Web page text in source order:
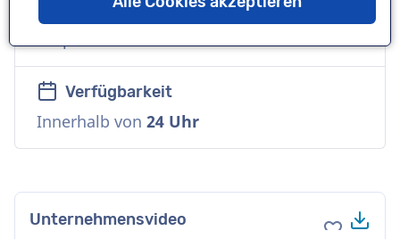
Kommerziell, Natürlich, Freundlich, Warm,
Verfügbarkeit
Innerhalb von 24 Uhr
Unternehmensvideo Zu